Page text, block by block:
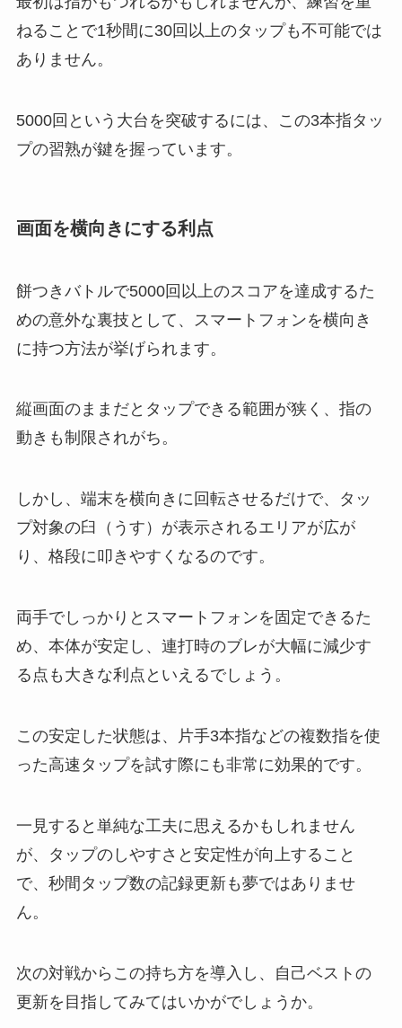
ねることで1秒間に30回以上のタップも不可能では
ありません。
5000回という大台を突破するには、この3本指タッ
プの習熟が鍵を握っています。
画面を横向きにする利点
餅つきバトルで5000回以上のスコアを達成するた
めの意外な裏技として、スマートフォンを横向き
に持つ方法が挙げられます。
縦画面のままだとタップできる範囲が狭く、指の
動きも制限されがち。
しかし、端末を横向きに回転させるだけで、タッ
プ対象の臼（うす）が表示されるエリアが広が
り、格段に叩きやすくなるのです。
両手でしっかりとスマートフォンを固定できるた
め、本体が安定し、連打時のブレが大幅に減少す
る点も大きな利点といえるでしょう。
この安定した状態は、片手3本指などの複数指を使
った高速タップを試す際にも非常に効果的です。
一見すると単純な工夫に思えるかもしれません
が、タップのしやすさと安定性が向上すること
で、秒間タップ数の記録更新も夢ではありませ
ん。
次の対戦からこの持ち方を導入し、自己ベストの
更新を目指してみてはいかがでしょうか。